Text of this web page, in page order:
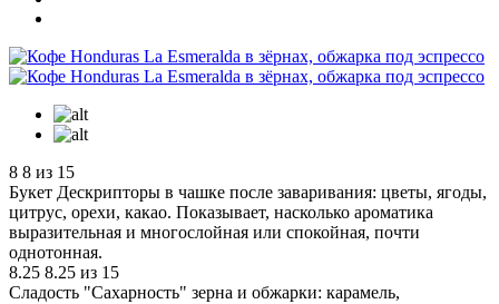
8 8 из 15
Букет Дескрипторы в чашке после заваривания: цветы, ягоды,
цитрус, орехи, какао. Показывает, насколько ароматика
выразительная и многослойная или спокойная, почти
однотонная.
8.25 8.25 из 15
Сладость "Сахарность" зерна и обжарки: карамель,